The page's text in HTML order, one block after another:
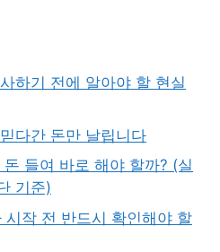
하기 전에 알아야 할 현실
다간 돈만 날립니다
들여 바로 해야 할까? (실
기준)
작 전 반드시 확인해야 할